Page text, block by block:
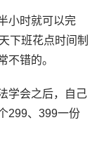
小时就可以完
下班花点时间制
不错的。
学会之后，自己
299、399一份